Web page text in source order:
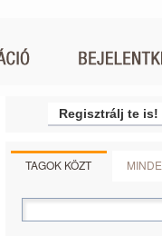
Regisztrálj te is!
TAGOK KÖZT